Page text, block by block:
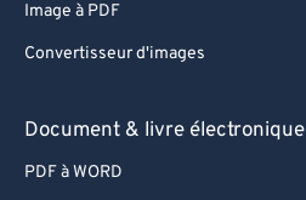
Image à PDF
Convertisseur d'images
Document & livre électronique
PDF à WORD